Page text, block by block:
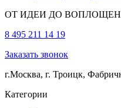
ОТ ИДЕИ ДО
8 495 211 14 19
Заказать звонок
г.Москва, г. Троицк,
Категории